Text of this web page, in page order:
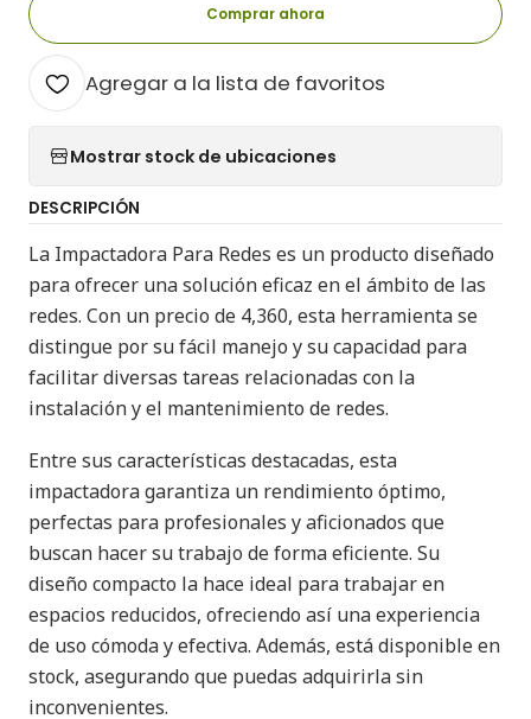
Comprar ahora
Agregar a la lista de favoritos
Mostrar stock de ubicaciones
DESCRIPCIÓN
La Impactadora Para Redes es un producto diseñado
para ofrecer una solución eficaz en el ámbito de las
redes. Con un precio de 4,360, esta herramienta se
distingue por su fácil manejo y su capacidad para
facilitar diversas tareas relacionadas con la
instalación y el mantenimiento de redes.
Entre sus características destacadas, esta
impactadora garantiza un rendimiento óptimo,
perfectas para profesionales y aficionados que
buscan hacer su trabajo de forma eficiente. Su
diseño compacto la hace ideal para trabajar en
espacios reducidos, ofreciendo así una experiencia
de uso cómoda y efectiva. Además, está disponible en
stock, asegurando que puedas adquirirla sin
inconvenientes.